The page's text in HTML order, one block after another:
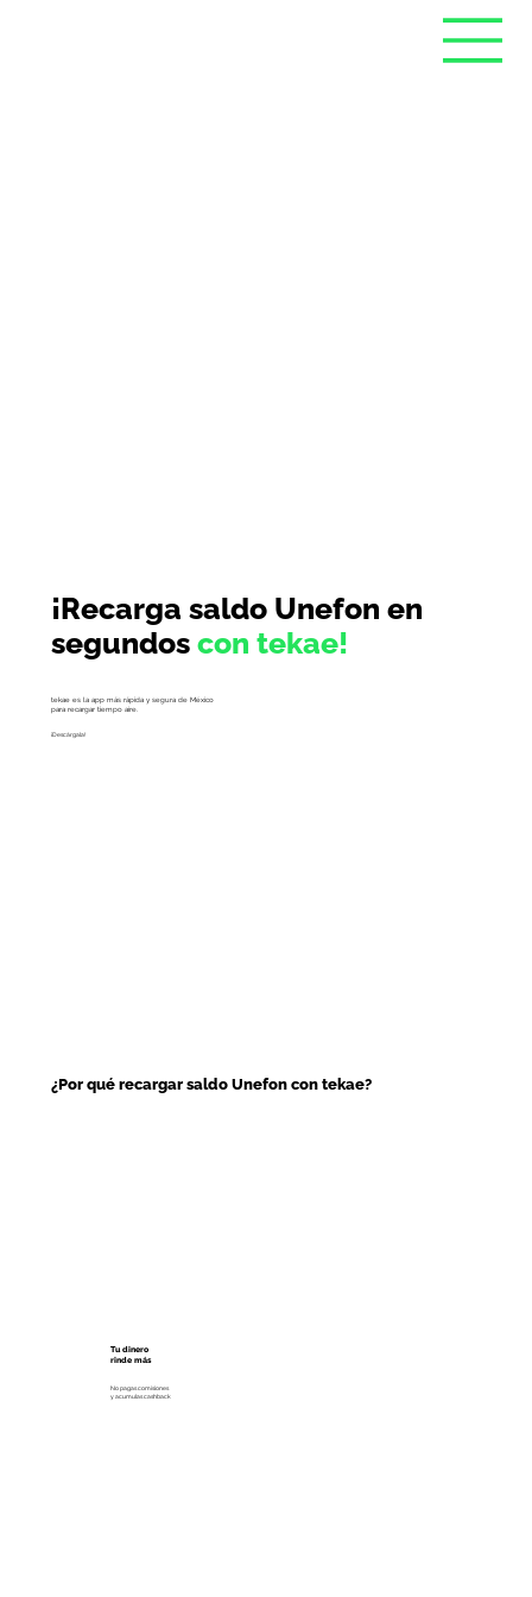
¡Recarga saldo Unefon en
segundos con tekae!
tekae es la app más rápida y segura de México
para recargar tiempo aire.
¡Descárgala!
Tu dinero
rinde más
No pagas comisiones
y acumulas cashback
¿Por qué recargar saldo Unefon con tekae?